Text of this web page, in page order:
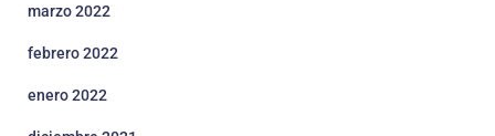
marzo 2022
febrero 2022
enero 2022